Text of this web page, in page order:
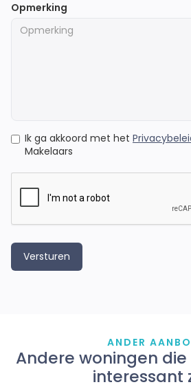
Opmerking
Ik ga akkoord met het
Makelaars
ANDER
Andere woningen
interessant